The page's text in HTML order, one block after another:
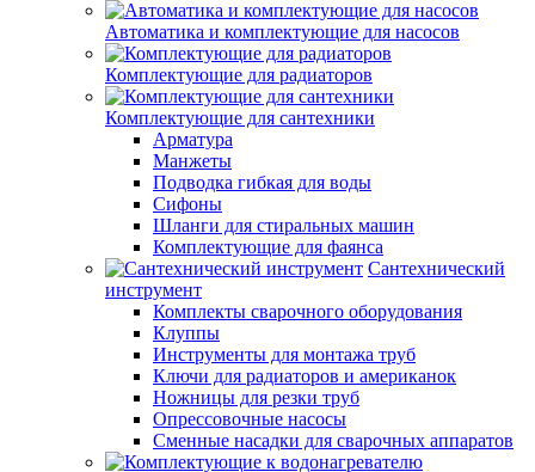
Автоматика и комплектующие для насосов
Комплектующие для радиаторов
Комплектующие для сантехники
Арматура
Манжеты
Подводка гибкая для воды
Сифоны
Шланги для стиральных машин
Комплектующие для фаянса
Сантехнический
инструмент
Комплекты сварочного оборудования
Клуппы
Инструменты для монтажа труб
Ключи для радиаторов и американок
Ножницы для резки труб
Опрессовочные насосы
Сменные насадки для сварочных аппаратов